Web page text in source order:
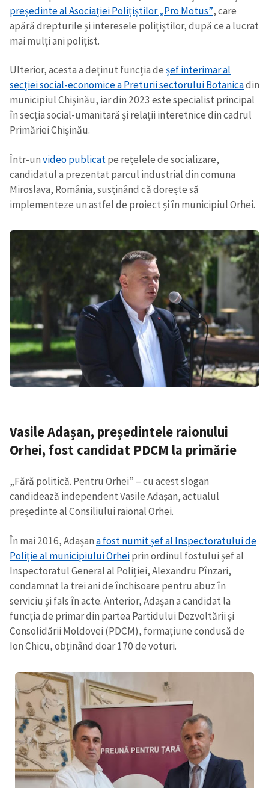
președinte al Asociației Polițiștilor „Pro Motus”, care
apără drepturile și interesele polițiștilor, după ce a lucrat
mai mulți ani polițist.
Ulterior, acesta a deținut funcția deșef interimar al
secției social-economice a Preturii sectorului Botanicadin
municipiul Chișinău, iar din 2023 este specialist principal
în secția social-umanitară și relații interetnice din cadrul
Primăriei Chișinău.
Într-unvideo publicatpe rețelele de socializare,
candidatul a prezentat parcul industrial din comuna
Miroslava, România, susținând că dorește să
implementeze un astfel de proiect și în municipiul Orhei.
Vasile Adașan, președintele raionului
Orhei, fost candidat PDCM la primărie
„Fără politică. Pentru Orhei” – cu acest slogan
candidează independent Vasile Adașan, actualul
președinte al Consiliului raional Orhei.
În mai 2016, Adașana fost numit șef al Inspectoratului de
Poliție al municipiului Orheiprin ordinul fostului șef al
Inspectoratul General al Poliției, Alexandru Pînzari,
condamnat la trei ani de închisoare pentru abuz în
serviciu și fals în acte. Anterior, Adașan a candidat la
funcția de primar din partea Partidului Dezvoltării și
Consolidării Moldovei (PDCM), formațiune condusă de
Ion Chicu, obținând doar 170 de voturi.
CONTACT SURSĂ
Sursă anonimă
Nume+ Numele meu
Email+ Emailul meu
Am citit și sunt de
acord cu politica de
confidențialitate.